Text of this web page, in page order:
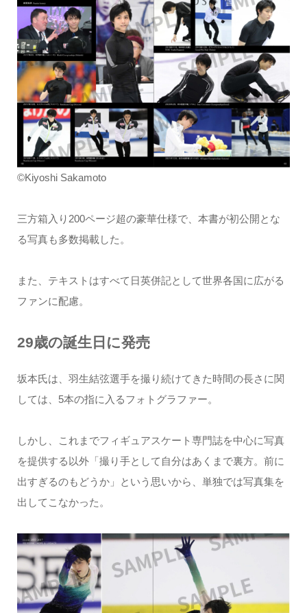
©Kiyoshi Sakamoto
三方箱入り200ページ超の豪華仕様で、本書が初公開とな
る写真も多数掲載した。
また、テキストはすべて日英併記として世界各国に広がる
ファンに配慮。
29歳の誕生日に発売
坂本氏は、羽生結弦選手を撮り続けてきた時間の長さに関
しては、5本の指に入るフォトグラファー。
しかし、これまでフィギュアスケート専門誌を中心に写真
を提供する以外「撮り手として自分はあくまで裏方。前に
出すぎるのもどうか」という思いから、単独では写真集を
出してこなかった。